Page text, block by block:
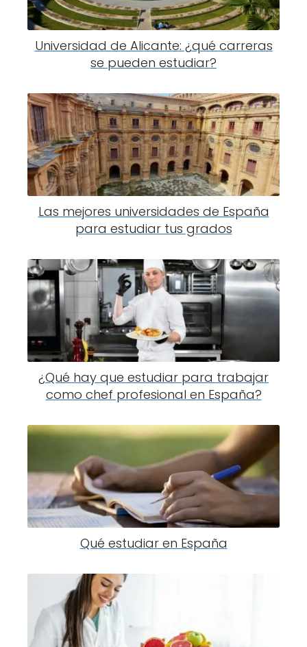
Universidad de Alicante: ¿qué carreras
se pueden estudiar?
Las mejores universidades de España
para estudiar tus grados
¿Qué hay que estudiar para trabajar
como chef profesional en España?
Qué estudiar en España